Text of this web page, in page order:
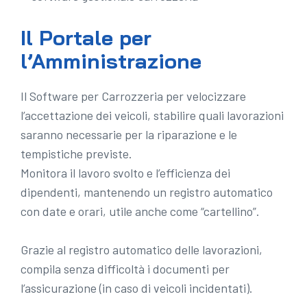
Il Portale per
l’Amministrazione
Il Software per Carrozzeria per velocizzare
l’accettazione dei veicoli, stabilire quali lavorazioni
saranno necessarie per la riparazione e le
tempistiche previste.
Monitora il lavoro svolto e l’efficienza dei
dipendenti, mantenendo un registro automatico
con date e orari, utile anche come “cartellino”.
Grazie al registro automatico delle lavorazioni,
compila senza difficoltà i documenti per
l’assicurazione (in caso di veicoli incidentati).